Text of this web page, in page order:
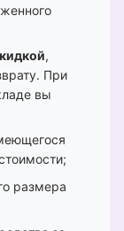
,
При
вы
размера